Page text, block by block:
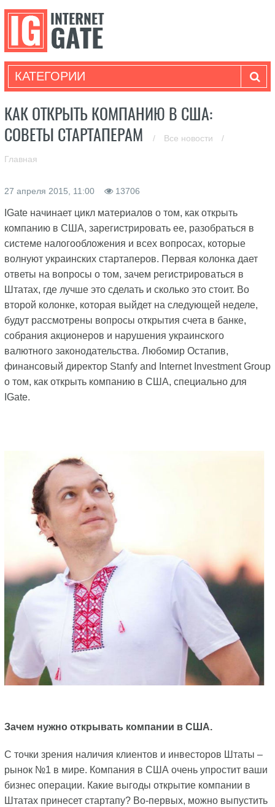
КАТЕГОРИИ
КАК ОТКРЫТЬ КОМПАНИЮ В США:
СОВЕТЫ СТАРТАПЕРАМ
/ Все новости /
Главная
27 апреля 2015, 11:00 13706
IGate начинает цикл материалов о том, как открыть
компанию в США, зарегистрировать ее, разобраться в
системе налогообложения и всех вопросах, которые
волнуют украинских стартаперов. Первая колонка дает
ответы на вопросы о том, зачем регистрироваться в
Штатах, где лучше это сделать и сколько это стоит. Во
второй колонке, которая выйдет на следующей неделе,
будут рассмотрены вопросы открытия счета в банке,
собрания акционеров и нарушения украинского
валютного законодательства. Любомир Остапив,
финансовый директор Stanfy and Internet Investment Group
о том, как открыть компанию в США, специально для
IGate.
Зачем нужно открывать компании в США.
С точки зрения наличия клиентов и инвесторов Штаты –
рынок №1 в мире. Компания в США очень упростит ваши
бизнес операции. Какие выгоды открытие компании в
Штатах принесет стартапу? Во-первых, можно выпустить